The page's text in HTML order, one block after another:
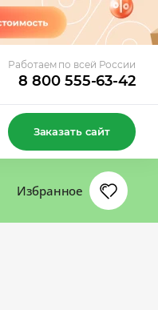
Работаем по всей России
8 800 555-63-42
Заказать сайт
Избранное